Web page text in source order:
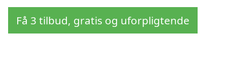
Få 3 tilbud, gratis og uforpligtende